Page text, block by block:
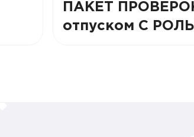
ПАКЕТ
отпуском С